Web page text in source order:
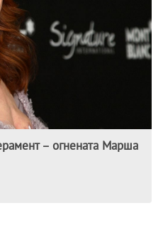
– огнената Марша